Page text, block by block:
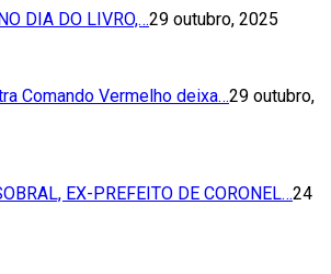
DIA DO LIVRO,…29 outubro, 2025
Comando Vermelho deixa…29 outubro,
EX-PREFEITO DE CORONEL…24